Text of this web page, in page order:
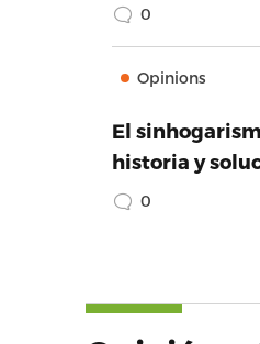
0
Opinions
El
historia y
0